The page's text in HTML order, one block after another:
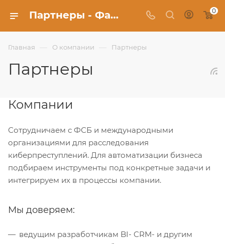
Партнеры - Фабрика Uberture 0
Главная — О компании — Партнеры
Партнеры
Компании
Сотрудничаем с ФСБ и международными
организациями для расследования
киберпреступлений. Для автоматизации бизнеса
подбираем инструменты под конкретные задачи и
интегрируем их в процессы компании.
Мы доверяем:
ведущим разработчикам BI- CRM- и другим